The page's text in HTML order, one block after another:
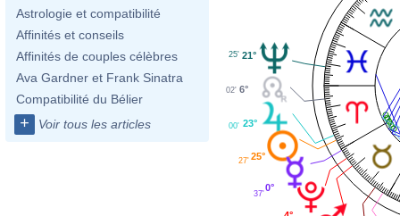
Astrologie et compatibilité
Affinités et conseils
Affinités de couples célèbres
Ava Gardner et Frank Sinatra
Compatibilité du Bélier
+ Voir tous les articles
21°
25'
6°
02'
23°
00'
25°
27'
0°
37'